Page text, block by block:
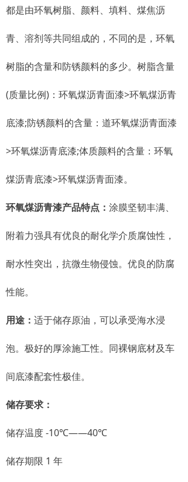
都是由环氧树脂、颜料、填料、煤焦沥
青、溶剂等共同组成的，不同的是，环氧
树脂的含量和防锈颜料的多少。树脂含量
(质量比例)：环氧煤沥青面漆>环氧煤沥青
底漆;防锈颜料的含量：道环氧煤沥青面漆
>环氧煤沥青底漆;体质颜料的含量：环氧
煤沥青底漆>环氧煤沥青面漆。
环氧煤沥青漆产品特点： 涂膜坚韧丰满、
附着力强具有优良的耐化学介质腐蚀性，
耐水性突出，抗微生物侵蚀。优良的防腐
性能。
用途： 适于储存原油，可以承受海水浸
泡。极好的厚涂施工性。同裸钢底材及车
间底漆配套性极佳。
储存要求：
储存温度 -10℃——40℃
储存期限 1 年